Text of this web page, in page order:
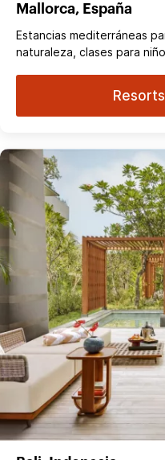
Mallorca, España
Estancias mediterráneas
naturaleza, clases para